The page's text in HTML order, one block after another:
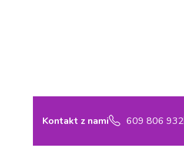
Kontakt z nami 609 806 932